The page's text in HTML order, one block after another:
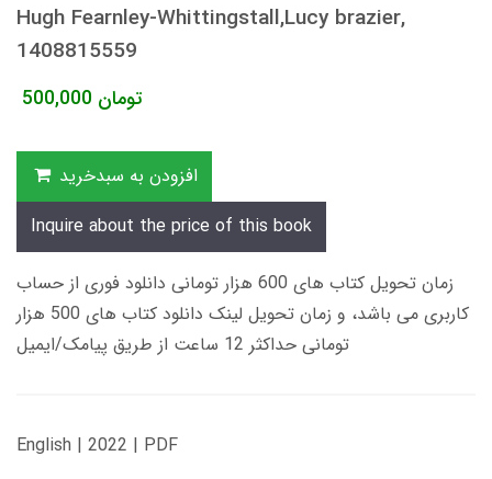
Hugh Fearnley-Whittingstall,Lucy brazier,
1408815559
500,000 تومان
افزودن به سبدخرید
Inquire about the price of this book
زمان تحویل کتاب های 600 هزار تومانی دانلود فوری از حساب
کاربری می باشد، و زمان تحویل لینک دانلود کتاب های 500 هزار
تومانی حداکثر 12 ساعت از طریق پیامک/ایمیل
English | 2022 | PDF